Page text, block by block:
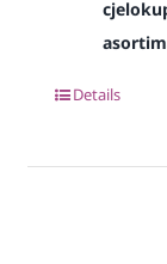
Details